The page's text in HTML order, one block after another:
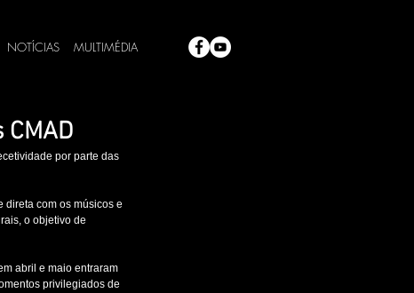
NOTÍCIAS MULTIMÉDIA
por parte das
direta com os músicos e
o objetivo de
abril e maio entraram
privilegiados de